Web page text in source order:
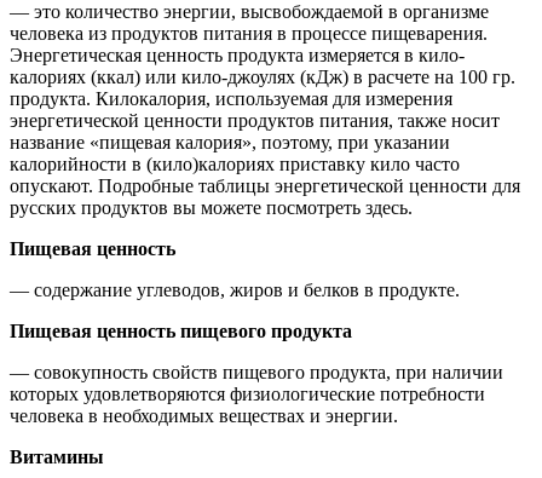
— это количество энергии, высвобождаемой в организме
человека из продуктов питания в процессе пищеварения.
Энергетическая ценность продукта измеряется в кило-
калориях (ккал) или кило-джоулях (кДж) в расчете на 100 гр.
продукта. Килокалория, используемая для измерения
энергетической ценности продуктов питания, также носит
название «пищевая калория», поэтому, при указании
калорийности в (кило)калориях приставку кило часто
опускают. Подробные таблицы энергетической ценности для
русских продуктов вы можете посмотреть здесь.
Пищевая ценность
— содержание углеводов, жиров и белков в продукте.
Пищевая ценность пищевого продукта
— совокупность свойств пищевого продукта, при наличии
которых удовлетворяются физиологические потребности
человека в необходимых веществах и энергии.
Витамины